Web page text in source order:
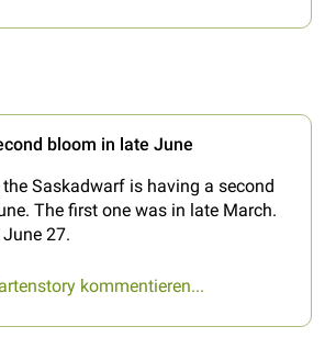
bloom in late June
Saskadwarf is having a second
The first one was in late March.
27.
kommentieren...